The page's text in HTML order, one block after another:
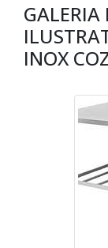
GALERIA
INOX